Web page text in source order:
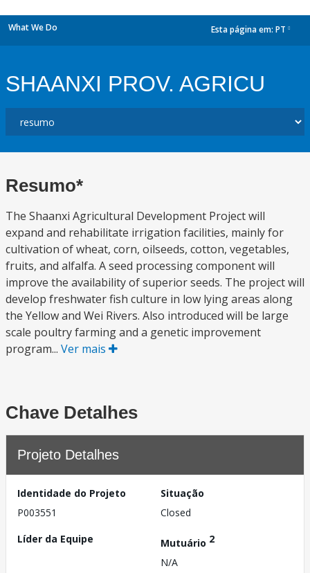
What We Do Esta página em: PT
SHAANXI PROV. AGRICU
Resumo*
The Shaanxi Agricultural Development Project will
expand and rehabilitate irrigation facilities, mainly for
cultivation of wheat, corn, oilseeds, cotton, vegetables,
fruits, and alfalfa. A seed processing component will
improve the availability of superior seeds. The project will
develop freshwater fish culture in low lying areas along
the Yellow and Wei Rivers. Also introduced will be large
scale poultry farming and a genetic improvement
program... Ver mais
Chave Detalhes
Projeto Detalhes
Identidade do Projeto
P003551
Situação
Closed
Líder da Equipe
Mutuário 2
N/A